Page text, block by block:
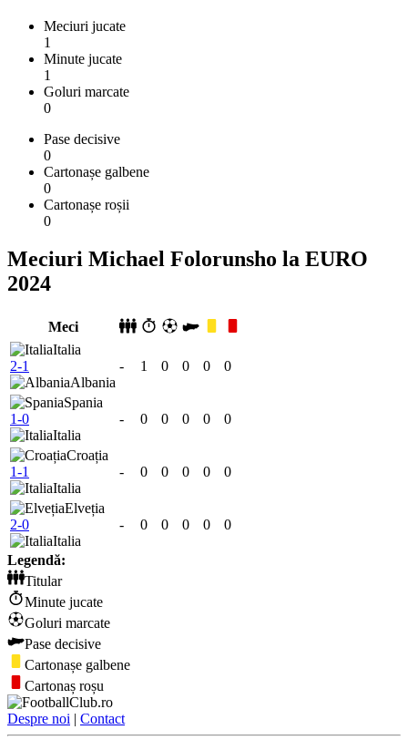
Meciuri jucate
1
Minute jucate
1
Goluri marcate
0
Pase decisive
0
Cartonașe galbene
0
Cartonașe roșii
0
Meciuri Michael Folorunsho la EURO
2024
Meci
Italia
2-1
Albania
- 1 0 0 0 0
Spania
1-0
Italia
- 0 0 0 0 0
Croația
1-1
Italia
- 0 0 0 0 0
Elveția
2-0
Italia
- 0 0 0 0 0
Legendă:
Titular
Minute jucate
Goluri marcate
Pase decisive
Cartonașe galbene
Cartonaș roșu
Despre noi | Contact